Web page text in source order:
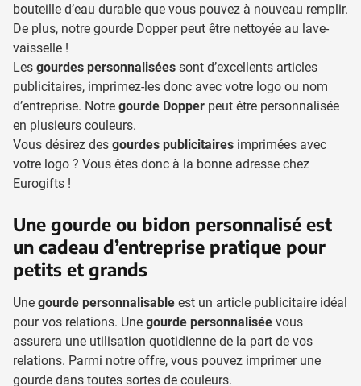
bouteille d’eau durable que vous pouvez à nouveau remplir.
De plus, notre gourde Dopper peut être nettoyée au lave-
vaisselle !
Les gourdes personnalisées sont d’excellents articles
publicitaires, imprimez-les donc avec votre logo ou nom
d’entreprise. Notre gourde Dopper peut être personnalisée
en plusieurs couleurs.
Vous désirez des gourdes publicitaires imprimées avec
votre logo ? Vous êtes donc à la bonne adresse chez
Eurogifts !
Une gourde ou bidon personnalisé est
un cadeau d’entreprise pratique pour
petits et grands
Une gourde personnalisable est un article publicitaire idéal
pour vos relations. Une gourde personnalisée vous
assurera une utilisation quotidienne de la part de vos
relations. Parmi notre offre, vous pouvez imprimer une
gourde dans toutes sortes de couleurs.